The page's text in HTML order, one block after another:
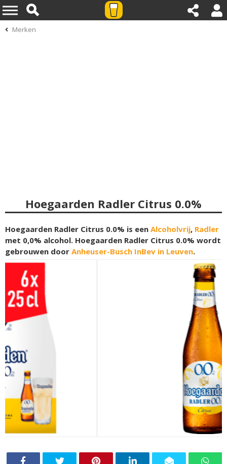
Merken
Hoegaarden Radler Citrus 0.0%
Hoegaarden Radler Citrus 0.0% is een Alcoholvrij, Radler
met 0,0% alcohol. Hoegaarden Radler Citrus 0.0% wordt
gebrouwen door Anheuser-Busch InBev in Leuven.